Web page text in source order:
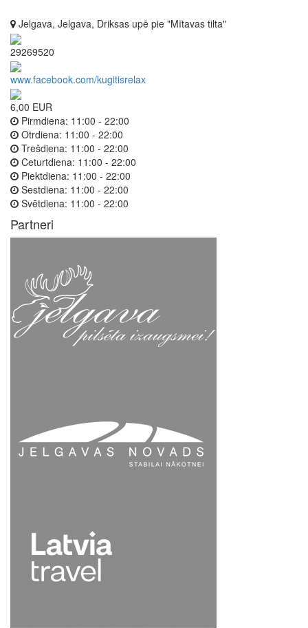
Jelgava, Jelgava, Driksas upē pie "Mītavas tilta"
29269520
www.facebook.com/kugitisrelax
6,00 EUR
Pirmdiena: 11:00 - 22:00
Otrdiena: 11:00 - 22:00
Trešdiena: 11:00 - 22:00
Ceturtdiena: 11:00 - 22:00
Piektdiena: 11:00 - 22:00
Sestdiena: 11:00 - 22:00
Svētdiena: 11:00 - 22:00
Partneri